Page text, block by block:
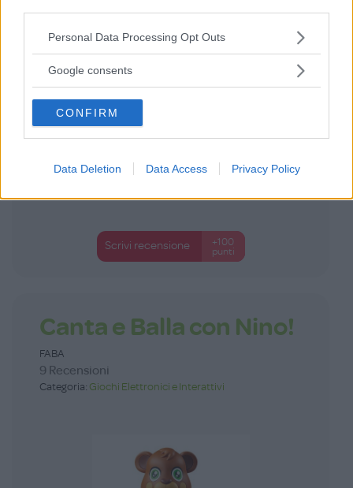
Please note that this website/app uses one or more Google
not limited to your visit or usage behaviour. You may click to
use your data for below specified purposes in below Google
consent section.
Personal Data Processing Opt Outs
Google consents
CONFIRM
Data Deletion Data Access Privacy Policy
Scrivi recensione
+100
punti
Canta e Balla con Nino!
FABA
9 Recensioni
Categoria: Giochi Elettronici e Interattivi